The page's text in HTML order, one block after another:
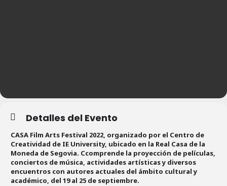
Detalles del Evento
CASA Film Arts Festival 2022, organizado por el Centro de
Creatividad de IE University, ubicado en la Real Casa de la
Moneda de Segovia. Ccomprende la proyección de películas,
conciertos de música, actividades artísticas y diversos
encuentros con autores actuales del ámbito cultural y
académico, del 19 al 25 de septiembre.